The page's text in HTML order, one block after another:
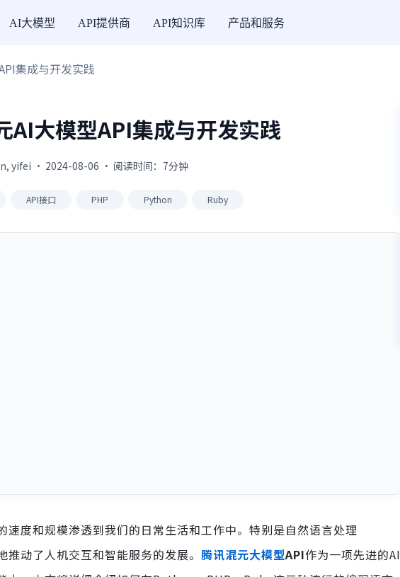
AI大模型 API提供商 API知识库 产品和服务
集成与开发实践
AI大模型API集成与开发实践
yifei · 2024-08-06 · 阅读时间：7分钟
API接口 PHP Python Ruby
度和规模渗透到我们的日常生活和工作中。特别是自然语言处理
动了人机交互和智能服务的发展。 腾讯混元大模型API作为一项先进的AI